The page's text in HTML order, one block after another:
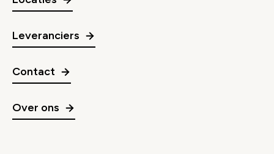
Leveranciers
Contact
Over ons